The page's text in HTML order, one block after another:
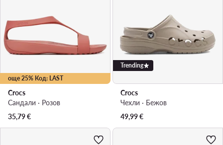
още 25% Код: LAST
Crocs
Сандали · Розов
35,79€
Trending
Crocs
Чехли · Бежов
49,99€